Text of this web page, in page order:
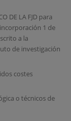
DE LA FJD para
1 de
a la
de investigación
costes
o técnicos de